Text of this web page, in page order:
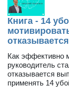
Книга - 14
Как эффективно
руководитель
отказывается
применять 14